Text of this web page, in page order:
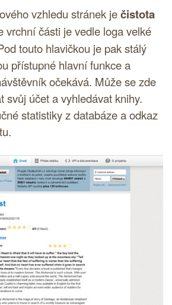
vzhledu stránek ječistota
vrchní části je vedle logavelké
touto hlavičkou je pak stálý
přístupné hlavní funkce a
očekává. Může se zde
svůj účet a vyhledávat knihy.
statistiky z databáze a odkaz